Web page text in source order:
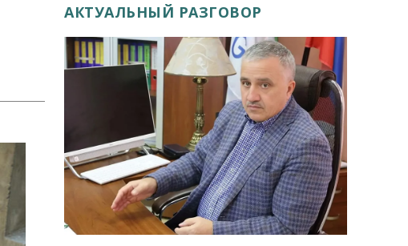
АКТУАЛЬНЫЙ РАЗГОВОР